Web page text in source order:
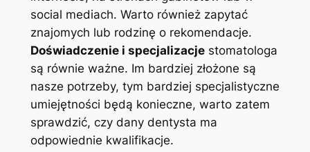
social mediach. Warto również zapytać
⁤znajomych lub rodzinę o rekomendacje. ⁢
Doświadczenie i‌ specjalizacje⁢stomatologa
są równie‍ ważne. ‌Im⁣ bardziej złożone są
nasze‍ potrzeby, ⁤tym⁣ bardziej ‌specjalistyczne
umiejętności ⁤będą konieczne, ⁢warto⁤ zatem
sprawdzić, czy dany dentysta ma
odpowiednie ⁣kwalifikacje.